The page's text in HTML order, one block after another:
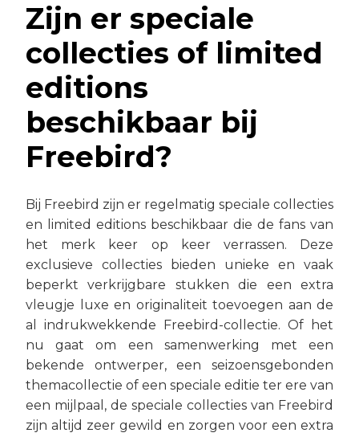
Zijn er speciale
collecties of limited
editions
beschikbaar bij
Freebird?
Bij Freebird zijn er regelmatig speciale collecties
en limited editions beschikbaar die de fans van
het merk keer op keer verrassen. Deze
exclusieve collecties bieden unieke en vaak
beperkt verkrijgbare stukken die een extra
vleugje luxe en originaliteit toevoegen aan de
al indrukwekkende Freebird-collectie. Of het
nu gaat om een samenwerking met een
bekende ontwerper, een seizoensgebonden
themacollectie of een speciale editie ter ere van
een mijlpaal, de speciale collecties van Freebird
zijn altijd zeer gewild en zorgen voor een extra